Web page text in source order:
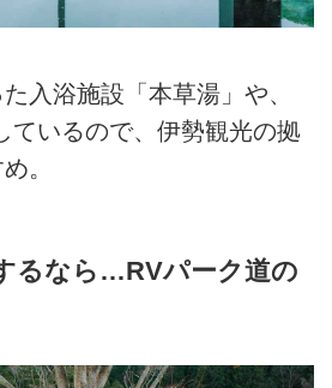
入浴施設「本草湯」や、
ているので、伊勢観光の拠
。
るなら…RVパーク道の